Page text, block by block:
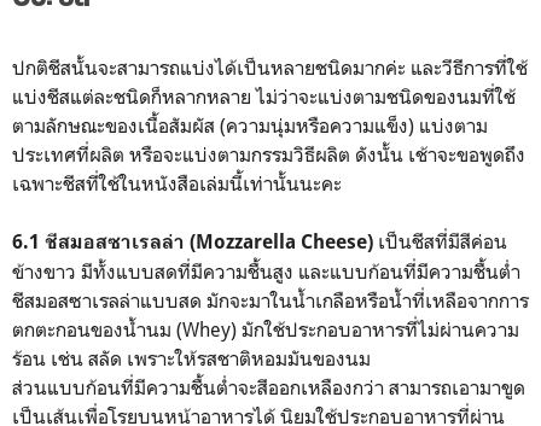
ปกติชีสนั้นจะสามารถแบ่งได้เป็นหลายชนิดมากค่ะ และวีธีการที่ใช้
แบ่งชีสแต่ละชนิดก็หลากหลาย ไม่ว่าจะแบ่งตามชนิดของนมที่ใช้
ตามลักษณะของเนื้อสัมผัส (ความนุ่มหรือความแข็ง) แบ่งตาม
ประเทศที่ผลิต หรือจะแบ่งตามกรรมวิธีผลิต ดังนั้น เช้าจะขอพูดถึง
เฉพาะชีสที่ใช้ในหนังสือเล่มนี้เท่านั้นนะคะ
6.1 ชีสมอสซาเรลล่า (Mozzarella Cheese) เป็นชีสที่มีสีค่อน
ข้างขาว มีทั้งแบบสดที่มีความชื้นสูง และแบบก้อนที่มีความชื้นต่ำ
ชีสมอสซาเรลล่าแบบสด มักจะมาในน้ำเกลือหรือน้ำที่เหลือจากการ
ตกตะกอนของน้ำนม (Whey) มักใช้ประกอบอาหารที่ไม่ผ่านความ
ร้อน เช่น สลัด เพราะให้รสชาติหอมมันของนม
ส่วนแบบก้อนที่มีความชื้นต่ำจะสีออกเหลืองกว่า สามารถเอามาขูด
เป็นเส้นเพื่อโรยบนหน้าอาหารได้ นิยมใช้ประกอบอาหารที่ผ่าน